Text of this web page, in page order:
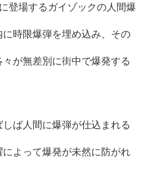
登場するガイゾックの人間爆
時限爆弾を埋め込み、その
が無差別に街中で爆発する
ば人間に爆弾が仕込まれる
よって爆発が未然に防がれ